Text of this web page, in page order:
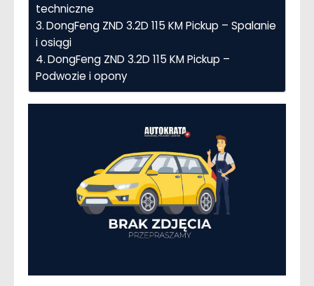
techniczne
DongFeng ZND 3.2D 115 KM Pickup – Spalanie
i osiągi
DongFeng ZND 3.2D 115 KM Pickup –
Podwozie i opony